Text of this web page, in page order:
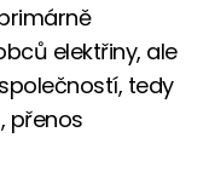
elektřiny, ale
tedy
přenos